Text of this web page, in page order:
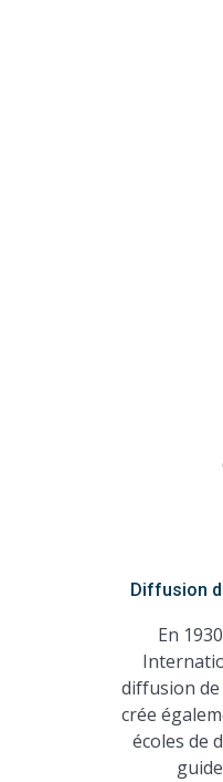
Diffusion
En
diffusion de
crée
écoles de